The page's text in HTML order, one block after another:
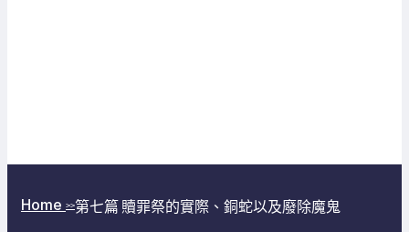
Home >>第七篇 贖罪祭的實際、銅蛇以及廢除魔鬼